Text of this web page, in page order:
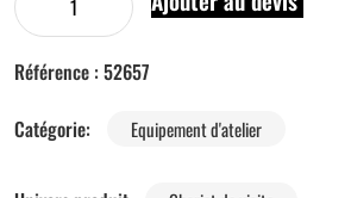
Référence : 52657
Catégorie:
Equipement d'atelier